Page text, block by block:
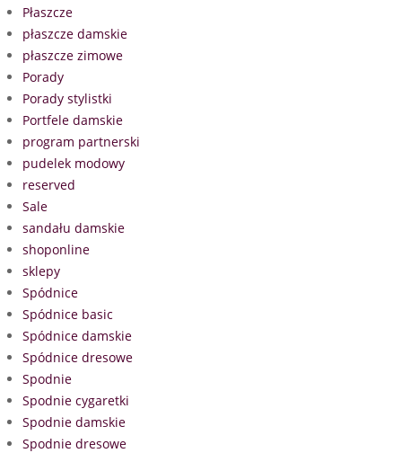
Płaszcze
płaszcze damskie
płaszcze zimowe
Porady
Porady stylistki
Portfele damskie
program partnerski
pudelek modowy
reserved
Sale
sandału damskie
shoponline
sklepy
Spódnice
Spódnice basic
Spódnice damskie
Spódnice dresowe
Spodnie
Spodnie cygaretki
Spodnie damskie
Spodnie dresowe